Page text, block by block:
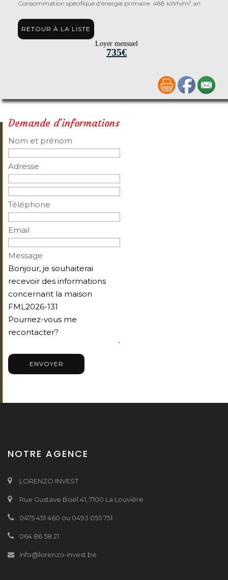
Consommation spécifique d'énergie primaire: 488 kWh/m².an
RETOUR À LA LISTE
Loyer mensuel
735€
Demande d'informations
Nom et prénom
Adresse
Téléphone
Email
Message
ENVOYER
NOTRE AGENCE
LORENZO INVEST
Rue Gustave Boël 41, 7100 La Louvière
0475 451 460 ou 0493 055 751
064 86 58 21
info@lorenzo-invest.be